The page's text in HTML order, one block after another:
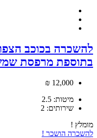
בתוספת מרפסת
12,000 ₪
מיטות: 2.5
שירותים: 2
מומלץ !
להשכרה הושכר !